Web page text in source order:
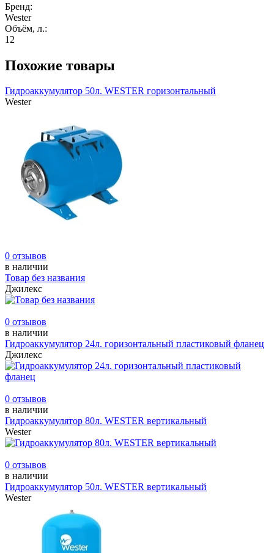
Бренд:
Wester
Объём, л.:
12
Похожие товары
Гидроаккумулятор 50л. WESTER горизонтальный
Wester
0 отзывов
в наличии
Товар без названия
Джилекс
0 отзывов
в наличии
Гидроаккумулятор 24л. горизонтальный пластиковый фланец
Джилекс
0 отзывов
в наличии
Гидроаккумулятор 80л. WESTER вертикальный
Wester
0 отзывов
в наличии
Гидроаккумулятор 50л. WESTER вертикальный
Wester